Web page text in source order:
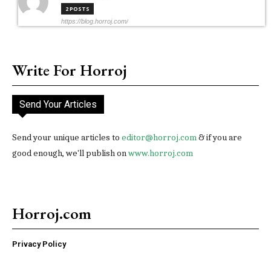
2 POSTS
https://blog.horroj.com/
Write For Horroj
Send Your Articles
Send your unique articles to editor@horroj.com& if you are
good enough, we'll publish onwww.horroj.com
Horroj.com
Privacy Policy